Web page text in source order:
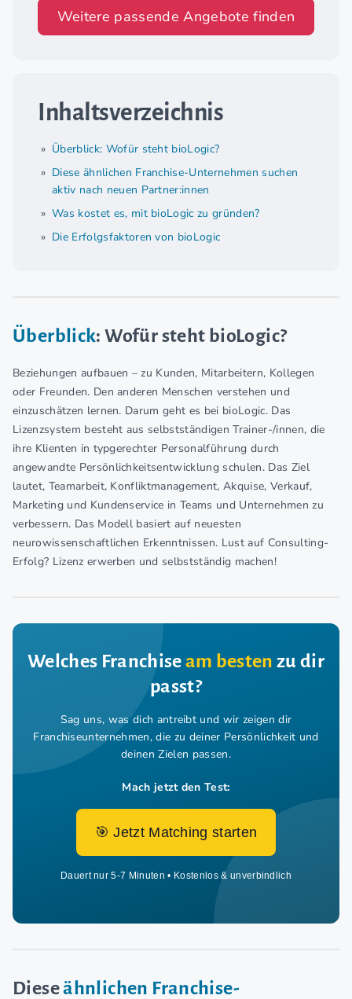
Weitere passende Angebote finden
Inhaltsverzeichnis
Überblick: Wofür steht bioLogic?
Diese ähnlichen Franchise-Unternehmen suchen
aktiv nach neuen Partner:innen
Was kostet es, mit bioLogic zu gründen?
Die Erfolgsfaktoren von bioLogic
Überblick: Wofür steht bioLogic?
Beziehungen aufbauen – zu Kunden, Mitarbeitern, Kollegen
oder Freunden. Den anderen Menschen verstehen und
einzuschätzen lernen. Darum geht es bei bioLogic. Das
Lizenzsystem besteht aus selbstständigen Trainer-/innen, die
ihre Klienten in typgerechter Personalführung durch
angewandte Persönlichkeitsentwicklung schulen. Das Ziel
lautet, Teamarbeit, Konfliktmanagement, Akquise, Verkauf,
Marketing und Kundenservice in Teams und Unternehmen zu
verbessern. Das Modell basiert auf neuesten
neurowissenschaftlichen Erkenntnissen. Lust auf Consulting-
Erfolg? Lizenz erwerben und selbstständig machen!
Welches Franchiseam besten zu dir
passt?
Sag uns, was dich antreibt und wir zeigen dir
Franchiseunternehmen, die zu deiner Persönlichkeit und
deinen Zielen passen.
Mach jetzt den Test:
🎯 Jetzt Matching starten
Dauert nur 5-7 Minuten • Kostenlos & unverbindlich
Dieseähnlichen Franchise-